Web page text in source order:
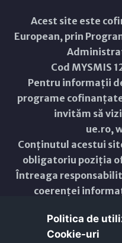
Acest site este
European, prin
Cod MYSMIS
Pentru informații
programe
invităm să
ue.ro,
Conținutul acestui
obligatoriu poziția
Întreaga
coerenței
Copyright © 2021 -
Politica de
Cookie-uri‎